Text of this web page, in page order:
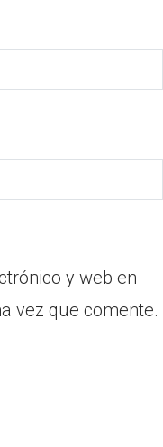
y web en
vez que comente.